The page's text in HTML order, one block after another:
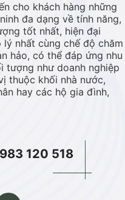
cho khách hàng những
đa dạng về tính năng,
tốt nhất, hiện đại
nhất cùng chế độ chăm
hảo, có thể đáp ứng nhu
tượng như doanh nghiệp
thuộc khối nhà nước,
hay các hộ gia đình,
120 518